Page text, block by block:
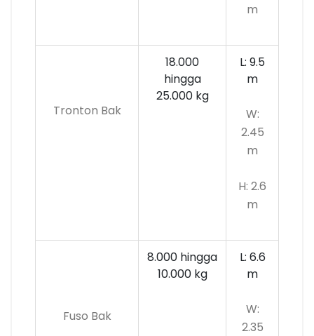
m
Tronton Bak
18.000
hingga
25.000 kg
L: 9.5
m
W:
2.45
m
H: 2.6
m
Fuso Bak
8.000 hingga
10.000kg
L: 6.6
m
W:
2.35